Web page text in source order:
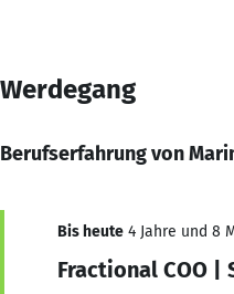
Werdegang
Berufserfahrung von
Bis heute 4 Jahre und 8
Fractional COO